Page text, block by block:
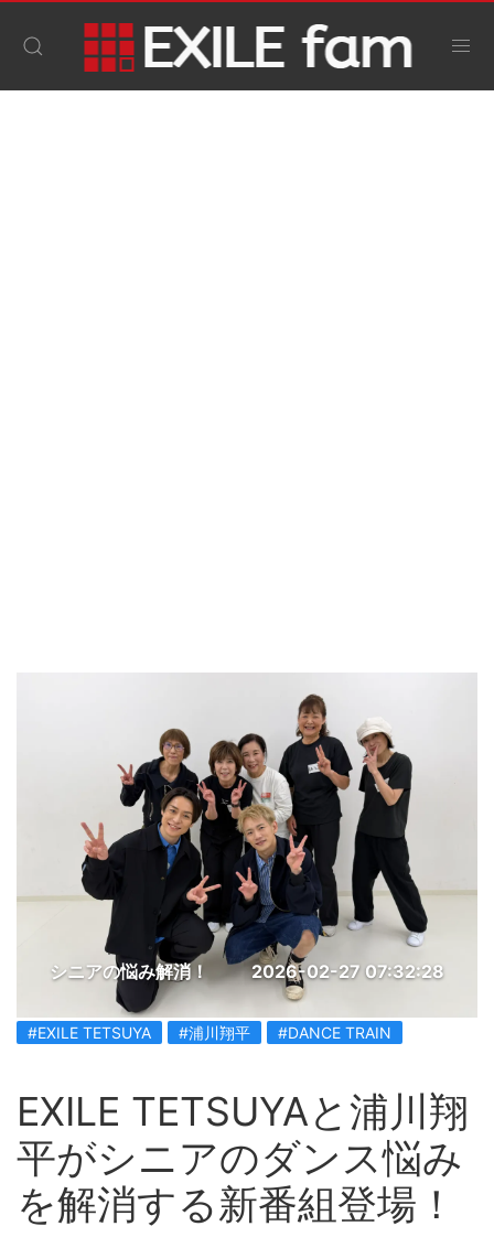
シニアの悩み解消！ 2026-02-27 07:32:28
#EXILE TETSUYA #浦川翔平 #DANCE TRAIN
EXILE TETSUYAと浦川翔
平がシニアのダンス悩み
を解消する新番組登場！